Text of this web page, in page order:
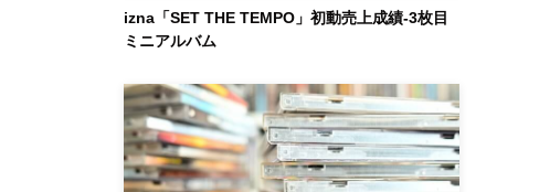
izna「SET THE TEMPO」初動売上成績-3枚目
ミニアルバム